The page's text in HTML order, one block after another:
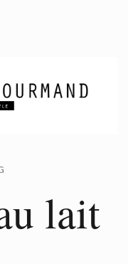
lait